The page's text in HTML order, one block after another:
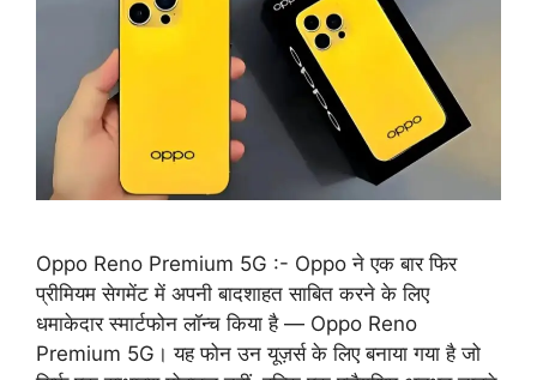
Oppo Reno Premium 5G :- Oppo ने एक बार फिर
प्रीमियम सेगमेंट में अपनी बादशाहत साबित करने के लिए
धमाकेदार स्मार्टफोन लॉन्च किया है — Oppo Reno
Premium 5G। यह फोन उन यूज़र्स के लिए बनाया गया है जो